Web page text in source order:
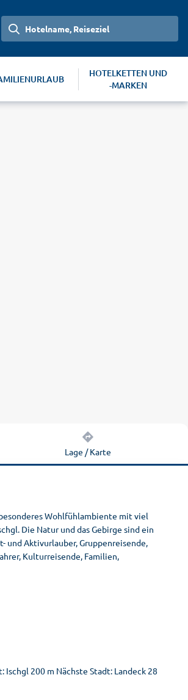
Hotelname, Reiseziel
HOTELKETTEN UND
-MARKEN
Lage / Karte
Wohlfühlambiente mit viel
Die Natur und das Gebirge sind ein
und Aktivurlauber, Gruppenreisende,
Kulturreisende, Familien,
200 m Nächste Stadt: Landeck 28